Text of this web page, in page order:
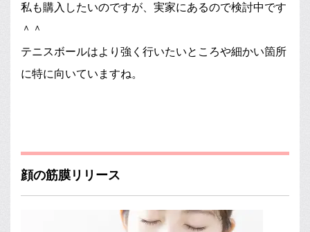
私も購入したいのですが、実家にあるので検討中です
＾＾
テニスボールはより強く行いたいところや細かい箇所
に特に向いていますね。
顔の筋膜リリース